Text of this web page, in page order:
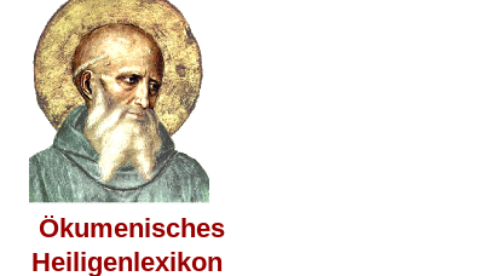
Ökumenisches
Heiligenlexikon